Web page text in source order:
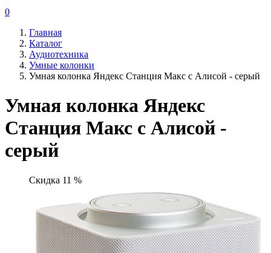
0
Главная
Каталог
Аудиотехника
Умные колонки
Умная колонка Яндекс Станция Макс с Алисой - серый
Умная колонка Яндекс
Станция Макс с Алисой -
серый
Скидка 11 %